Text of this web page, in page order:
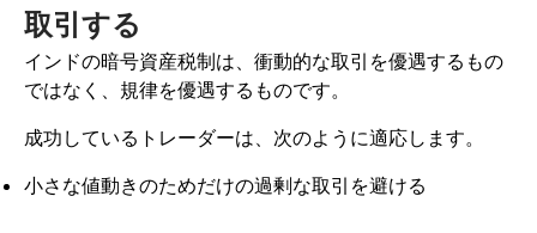
取引する
インドの暗号資産税制は、衝動的な取引を優遇するもの
ではなく、規律を優遇するものです。
成功しているトレーダーは、次のように適応します。
小さな値動きのためだけの過剰な取引を避ける